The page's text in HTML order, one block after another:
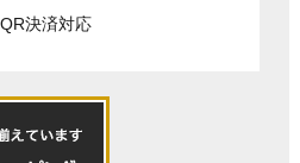
決済対応